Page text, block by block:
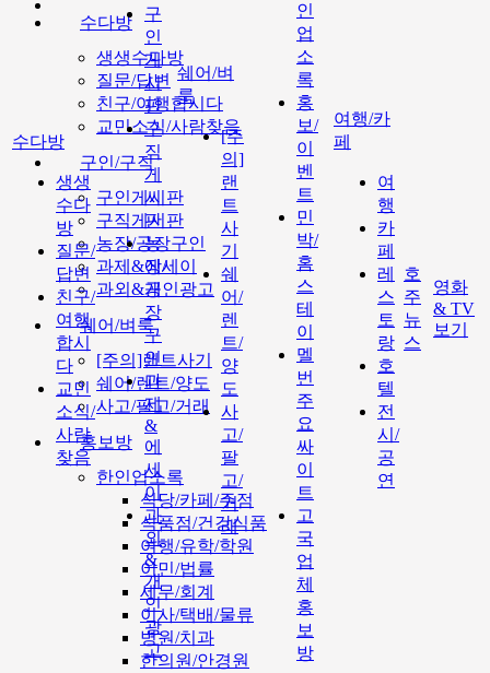
수다방
생생수다방
질문/답변
친구/여행합시다
교민소식/사람찾음
구인/구직
구인게시판
구직게시판
농장/공장구인
과제&에세이
과외&개인광고
쉐어/벼룩
[주의]랜트사기
쉐어/렌트/양도
사고/팔고/거래
홍보방
한인업소록
식당/카페/주점
식품점/건강식품
여행/유학/학원
이민/법률
세무/회계
이사/택배/물류
병원/치과
한의원/안경원
수다방
생생
수다
방
질문/
답변
친구/
여행
합시
다
교민
소식/
사람
찾음
구
인
게
시
판
구
직
게
시
판
농
장/
공
장
구
인
과
제
&
에
세
이
과
외
&
개
인
광
고
쉐어/벼
룩
[주
의]
랜
트
사
기
쉐
어/
렌
트/
양
도
사
고/
팔
고/
거
래
인
업
소
록
홍
보/
이
벤
트
민
박/
홈
스
테
이
멜
번
주
요
싸
이
트
고
국
업
체
홍
보
방
여행/카
페
여
행
카
페
레
스
토
랑
호
텔
전
시/
공
연
호
주
뉴
스
영화
& TV
보기